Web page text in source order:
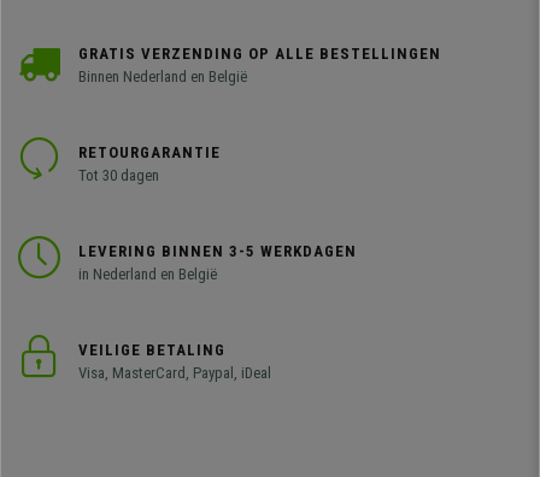
GRATIS VERZENDING OP ALLE BESTELLINGEN
Binnen Nederland en België
RETOURGARANTIE
Tot 30 dagen
LEVERING BINNEN 3-5 WERKDAGEN
in Nederland en België
VEILIGE BETALING
Visa, MasterCard, Paypal, iDeal